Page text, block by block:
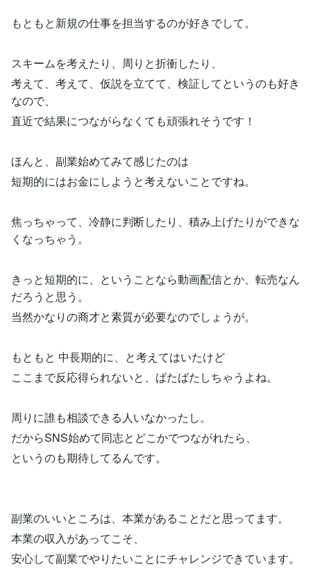
もともと新規の仕事を担当するのが好きでして。
スキームを考えたり、周りと折衝したり、
考えて、考えて、仮説を立てて、検証してというのも好き
なので、
直近で結果につながらなくても頑張れそうです！
ほんと、副業始めてみて感じたのは
短期的にはお金にしようと考えないことですね。
焦っちゃって、冷静に判断したり、積み上げたりができな
くなっちゃう。
きっと短期的に、ということなら動画配信とか、転売なん
だろうと思う。
当然かなりの商才と素質が必要なのでしょうが。
もともと 中長期的に、と考えてはいたけど
ここまで反応得られないと、ばたばたしちゃうよね。
周りに誰も相談できる人いなかったし。
だからSNS始めて同志とどこかでつながれたら、
というのも期待してるんです。
副業のいいところは、本業があることだと思ってます。
本業の収入があってこそ、
安心して副業でやりたいことにチャレンジできています。